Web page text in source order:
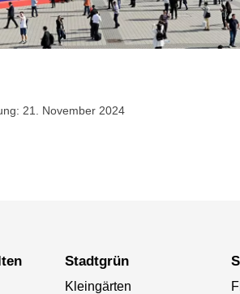
21. November 2024
Stadtgrün
Kleingärten